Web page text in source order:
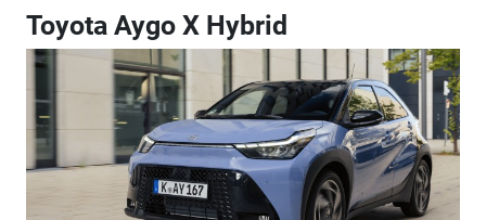
Toyota Aygo X Hybrid